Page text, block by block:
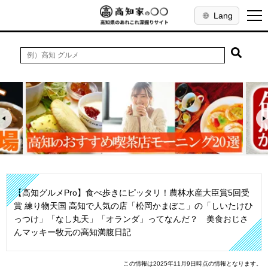
Lang
【高知グルメPro】食べ歩きにピッタリ！農林水産大臣賞5回受
賞 練り物天国 高知で人気の店「松岡かまぼこ」の「しいたけひ
っつけ」「なし丸天」「オランダ」ってなんだ？ 美食おじさ
んマッキー牧元の高知満腹日記
この情報は2025年11月9日時点の情報となります。